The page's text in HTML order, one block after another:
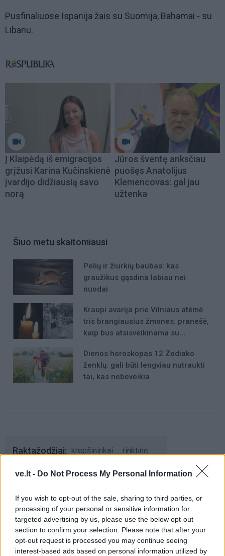
ve.lt - Do Not Process My Personal Information
If you wish to opt-out of the sale, sharing to third parties, or
processing of your personal or sensitive information for
targeted advertising by us, please use the below opt-out
section to confirm your selection. Please note that after your
opt-out request is processed you may continue seeing
interest-based ads based on personal information utilized by
Pusfinaliuose Ispanija žais su Suomija, Bahamai - su
Libanu.
Į Klaipėdą iš emigracijos
grįžusi Karina Kučinskienė
įvardijo didžiausią savo
norą
Jūros šventę anksčiau
puošęs Anatolijus
Klemencovas: gal jau
užtenka
Šiuo metu skaitomiausi
Pelių ir žiurkių baubas: kas
graužikus gąsdina labiau nei
nuodai
Kraupi avarija prie Vilniaus atėmė
tris brangiausius žmones: pranešė,
kaip bus atsisveikinama su
Dienos horoskopas 12 Zodiako
ženklų: gali būti lengviau nutraukti
tai, kas nebeveikia
Raktažodžiai krepšininkai rinktinė
Komentarai
Rašyti komentarą